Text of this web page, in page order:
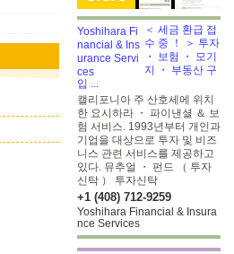
＜ 세금 환급 접
수 중 ！ ＞ 투자
・ 보험 ・ 모기
지 ・ 부동산 구
입 ...
캘리포니아 주 산호세에 위치
한 요시하라 ・ 파이낸셜 ＆ 보
험 서비스. 1993년부터 개인과
기업을 대상으로 투자 및 비즈
니스 관련 서비스를 제공하고
있다. 뮤추얼 ・ 펀드 （ 투자
신탁 ） 투자신탁
+1 (408) 712-9259
Yoshihara Financial & Insura
nce Services